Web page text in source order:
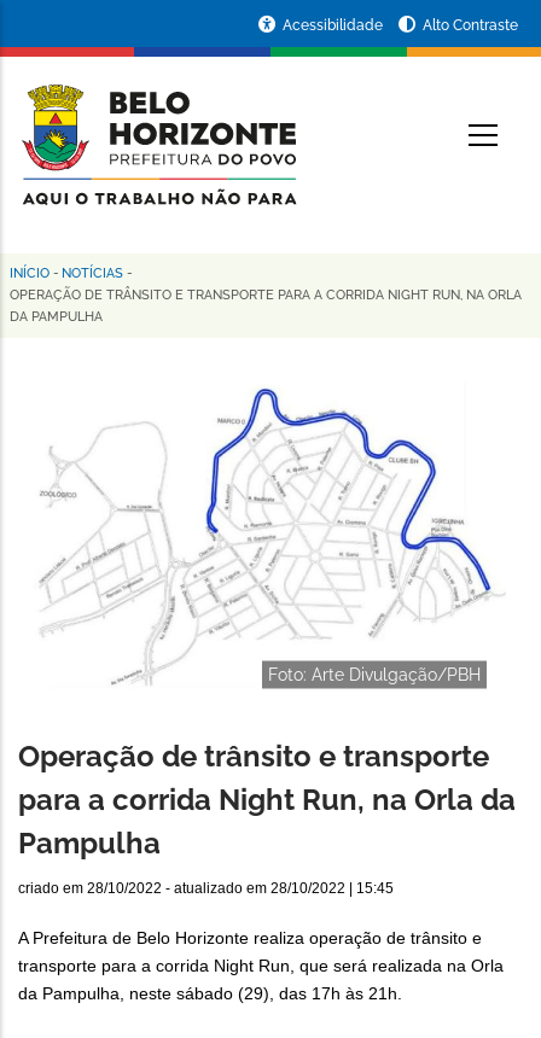
conteúdo
principal
da
Prefeitura
de
Horizonte
Acessibilidade Alto Contraste
Trilha
de
INÍCIO - NOTÍCIAS -
OPERAÇÃO DE TRÂNSITO E TRANSPORTE PARA A CORRIDA NIGHT RUN, NA ORLA
DA PAMPULHA
Foto: Arte Divulgação/PBH
Operação de trânsito e transporte
para a corrida Night Run, na Orla da
Pampulha
criado em 28/10/2022 - atualizado em 28/10/2022 | 15:45
A Prefeitura de Belo Horizonte realiza operação de trânsito e
transporte para a corrida Night Run, que será realizada na Orla
da Pampulha, neste sábado (29), das 17h às 21h.